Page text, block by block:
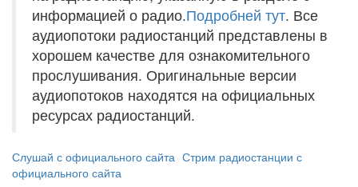
информацией о радио.Подробней тут. Все
аудиопотоки радиостанций представлены в
хорошем качестве для ознакомительного
прослушивания. Оригинальные версии
аудиопотоков находятся на официальных
ресурсах радиостанций.
Слушай с официального сайта Стрим радиостанции с
официального сайта